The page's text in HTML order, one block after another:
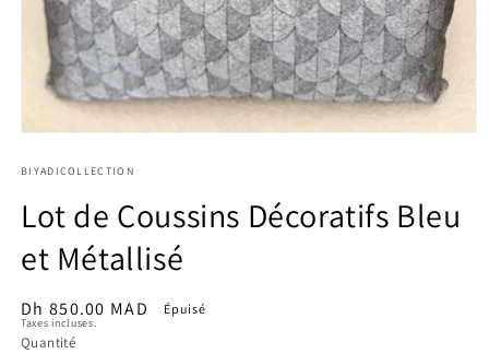
média
dans
une
modale
BIYADICOLLECTION
Lot de Coussins Décoratifs Bleu
et Métallisé
Prix
habituel
Dh 850.00 MAD Épuisé
Taxes incluses.
Quantité